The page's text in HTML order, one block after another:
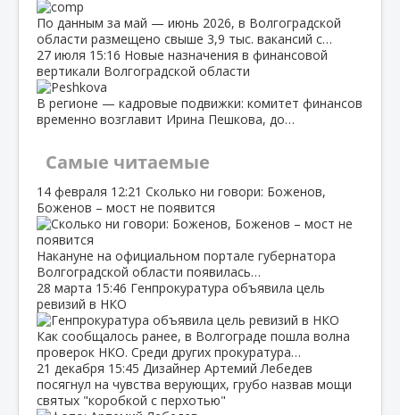
По данным за май — июнь 2026, в Волгоградской
области размещено свыше 3,9 тыс. вакансий с…
27 июля 15:16 Новые назначения в финансовой
вертикали Волгоградской области
В регионе — кадровые подвижки: комитет финансов
временно возглавит Ирина Пешкова, до…
Самые читаемые
14 февраля 12:21 Сколько ни говори: Боженов,
Боженов – мост не появится
Накануне на официальном портале губернатора
Волгоградской области появилась…
28 марта 15:46 Генпрокуратура объявила цель
ревизий в НКО
Как сообщалось ранее, в Волгограде пошла волна
проверок НКО. Среди других прокуратура…
21 декабря 15:45 Дизайнер Артемий Лебедев
посягнул на чувства верующих, грубо назвав мощи
святых "коробкой с перхотью"